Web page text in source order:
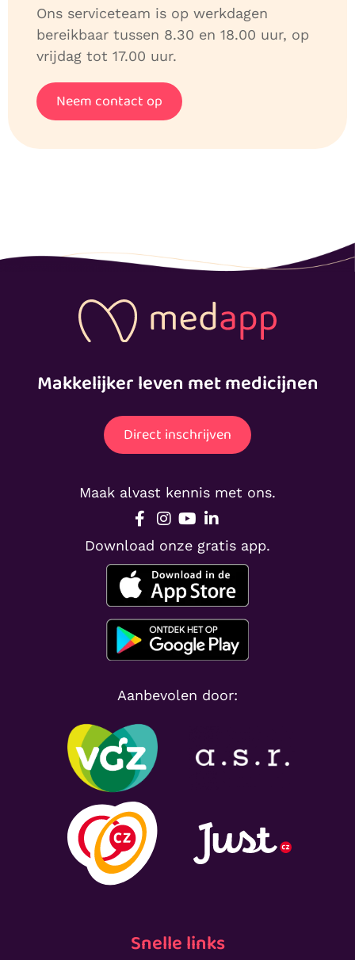
Ons serviceteam is op werkdagen
bereikbaar tussen 8.30 en 18.00 uur, op
vrijdag tot 17.00 uur.
Neem contact op
Makkelijker leven met medicijnen
Direct inschrijven
Maak alvast kennis met ons.
Download onze gratis app.
Aanbevolen door:
Snelle links